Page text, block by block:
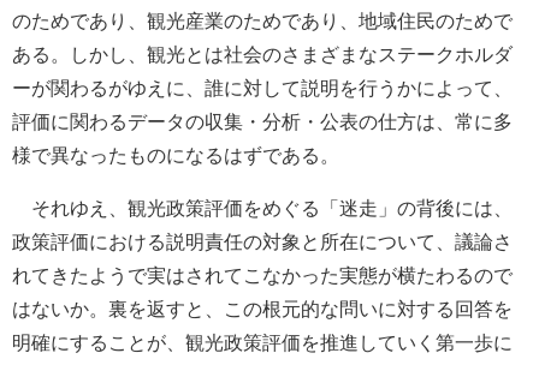
のためであり、観光産業のためであり、地域住民のためで
ある。しかし、観光とは社会のさまざまなステークホルダ
ーが関わるがゆえに、誰に対して説明を行うかによって、
評価に関わるデータの収集・分析・公表の仕方は、常に多
様で異なったものになるはずである。
それゆえ、観光政策評価をめぐる「迷走」の背後には、
政策評価における説明責任の対象と所在について、議論さ
れてきたようで実はされてこなかった実態が横たわるので
はないか。裏を返すと、この根元的な問いに対する回答を
明確にすることが、観光政策評価を推進していく第一歩に